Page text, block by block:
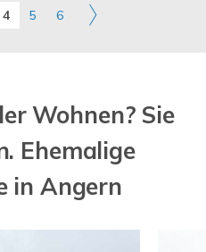
4 5 6
Wohnen? Sie
Ehemalige
in Angern